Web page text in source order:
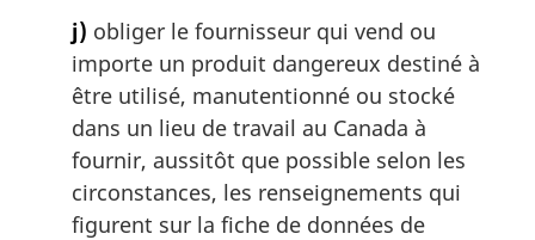
j) obliger le fournisseur qui vend ou
importe un produit dangereux destiné à
être utilisé, manutentionné ou stocké
dans un lieu de travail au Canada à
fournir, aussitôt que possible selon les
circonstances, les renseignements qui
figurent sur la fiche de données de